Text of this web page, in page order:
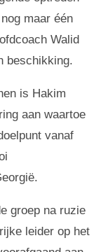
maar één
Walid
beschikking.
is Hakim
aan waartoe
vanaf
groep na ruzie
leider op het